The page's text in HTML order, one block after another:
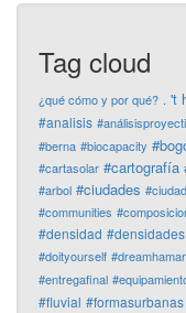
Tag cloud
¿qué cómo y por qué? . 't
#analisis
#berna #biocapacity
#cartasolar #cartografía
#arbol #ciudades
#communities
#densidad #densidades
#doityourself #dreamhamar
#entregafinal
#fluvial #formasurbanas